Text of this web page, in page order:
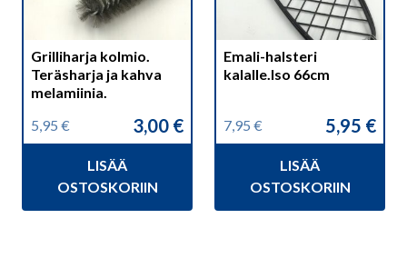
Grilliharja kolmio.
Teräsharja ja kahva
melamiinia.
5,95 €
Alkuperäinen
hinta
5,95 €.
3,00 €
Nykyinen
hinta
3,00 €.
LISÄÄ
OSTOSKORIIN
Emali-halsteri
kalalle.Iso 66cm
7,95 €
Alkuperäinen
hinta
7,95 €.
5,95 €
Nykyinen
hinta
5,95 €.
LISÄÄ
OSTOSKORIIN